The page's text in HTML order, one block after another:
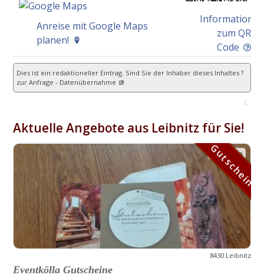
Anreise mit Google Maps
planen!
Information
zum QR
Code
Dies ist ein redaktioneller Eintrag. Sind Sie der Inhaber dieses Inhaltes ?
zur Anfrage - Datenübernahme
C
Aktuelle Angebote aus Leibnitz für Sie!
Gutschein
8430 Leibnitz
Eventkölla Gutscheine
Gutschein